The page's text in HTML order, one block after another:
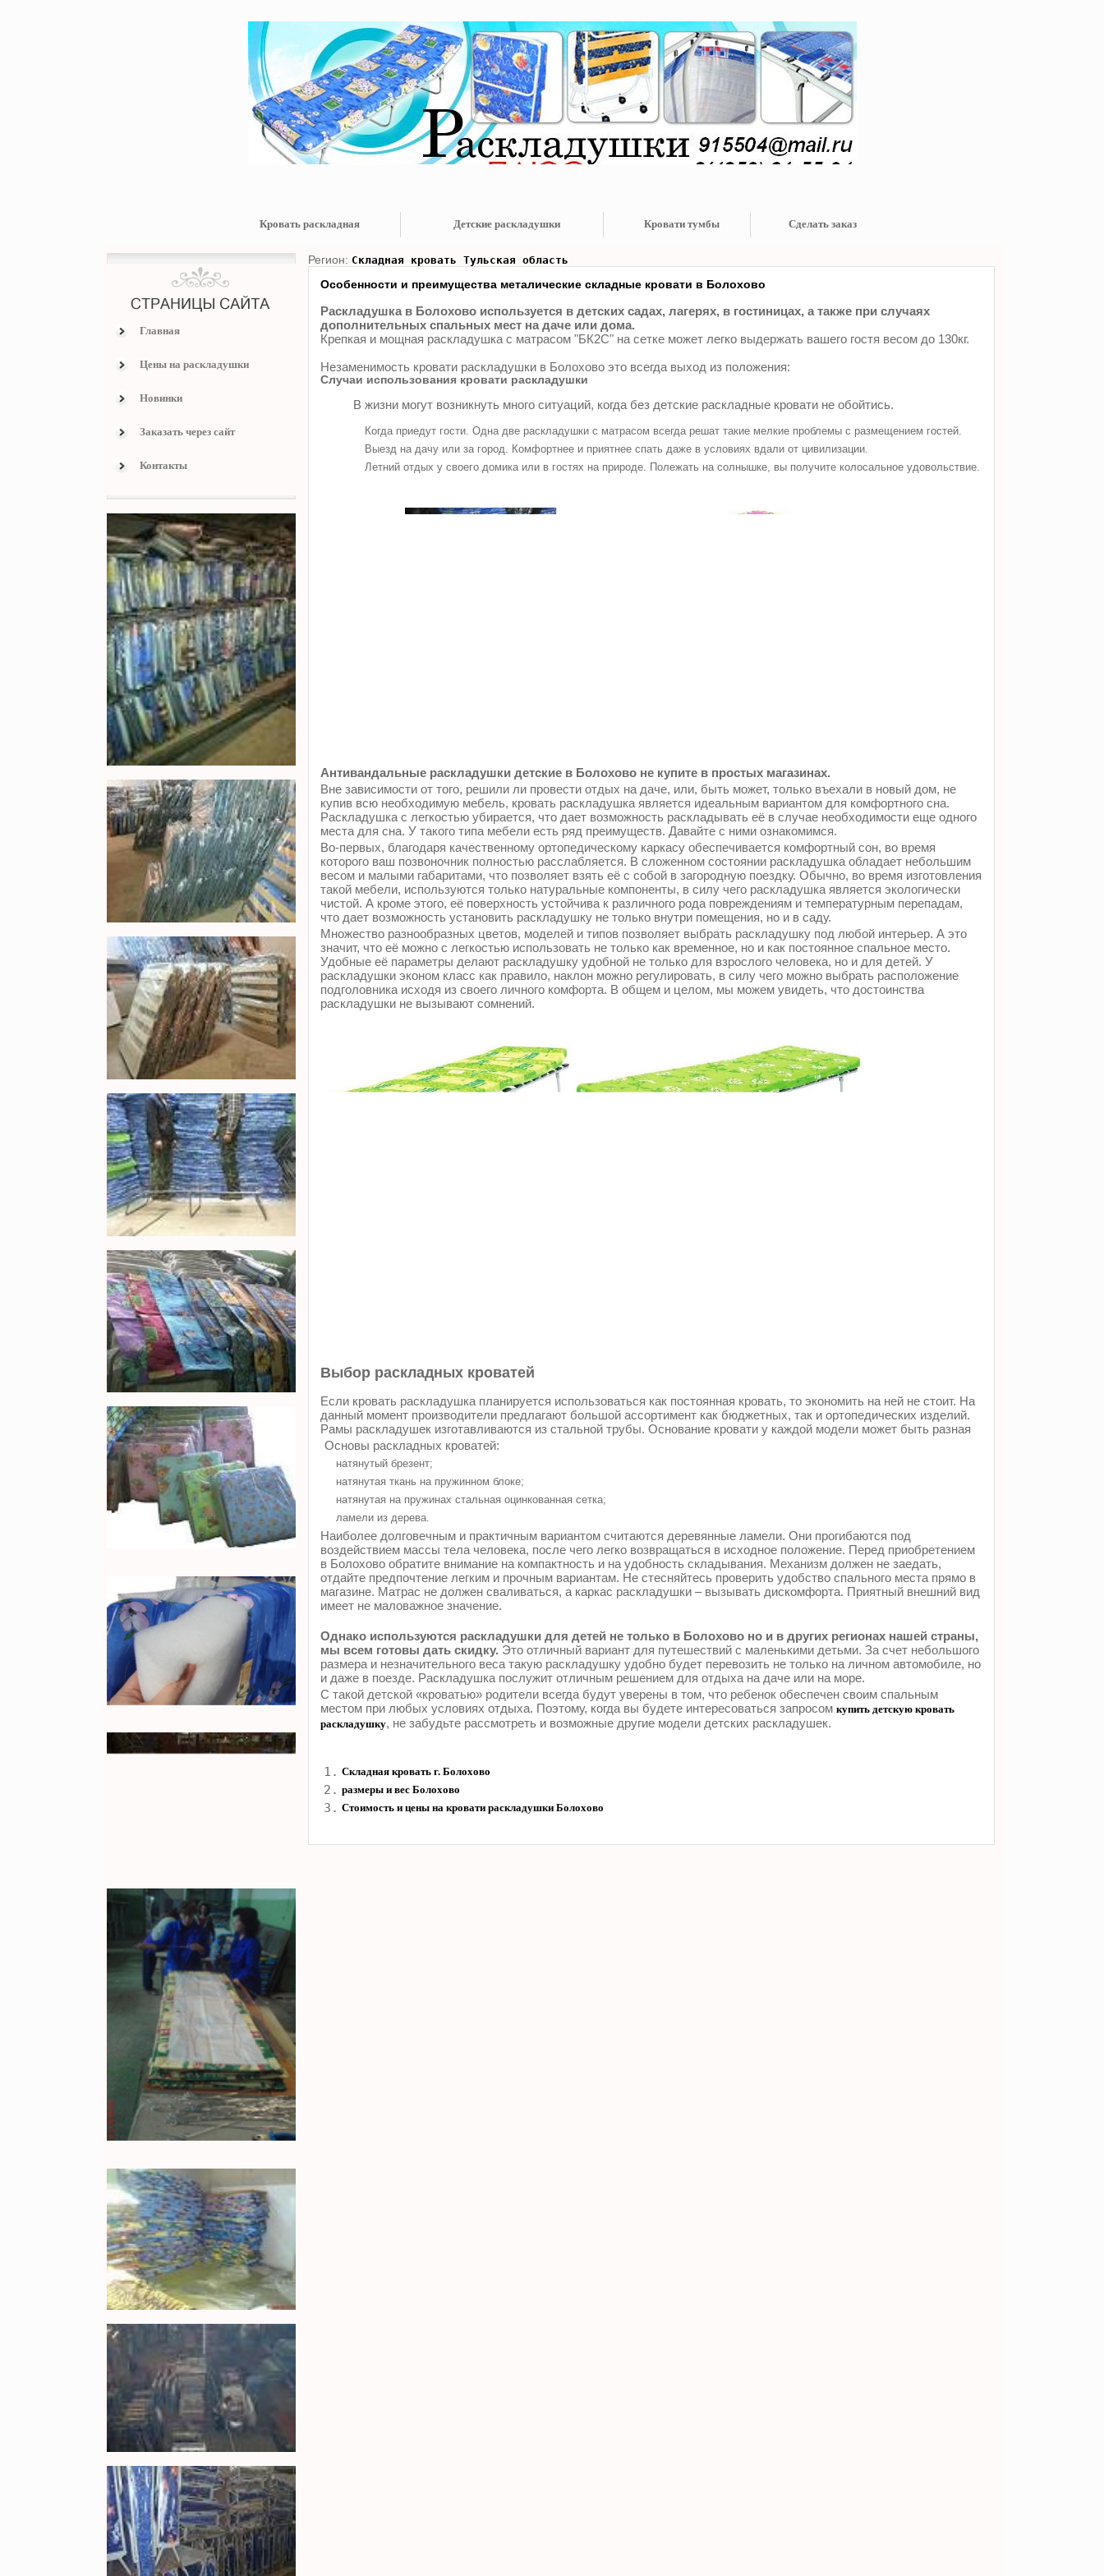
Кровать раскладная Детские раскладушки Кровати тумбы Сделать заказ
Главная
Цены на раскладушки
Новинки
Заказать через сайт
Контакты
Регион: Складная кровать Тульская область
Особенности и преимущества металические складные кровати в Болохово
Раскладушка в Болохово используется в детских садах, лагерях, в гостиницах, а также при случаях
дополнительных спальных мест на даче или дома.
Крепкая и мощная раскладушка с матрасом "БК2С" на сетке может легко выдержать вашего гостя весом до 130кг.
Незаменимость кровати раскладушки в Болохово это всегда выход из положения:
Случаи использования кровати раскладушки
В жизни могут возникнуть много ситуаций, когда без детские раскладные кровати не обойтись.
Когда приедут гости. Одна две раскладушки с матрасом всегда решат такие мелкие проблемы с размещением гостей.
Выезд на дачу или за город. Комфортнее и приятнее спать даже в условиях вдали от цивилизации.
Летний отдых у своего домика или в гостях на природе. Полежать на солнышке, вы получите колосальное удовольствие.
Антивандальные раскладушки детские в Болохово не купите в простых магазинах.
Вне зависимости от того, решили ли провести отдых на даче, или, быть может, только въехали в новый дом, не
купив всю необходимую мебель, кровать раскладушка является идеальным вариантом для комфортного сна.
Раскладушка с легкостью убирается, что дает возможность раскладывать её в случае необходимости еще одного
места для сна. У такого типа мебели есть ряд преимуществ. Давайте с ними ознакомимся.
Во-первых, благодаря качественному ортопедическому каркасу обеспечивается комфортный сон, во время
которого ваш позвоночник полностью расслабляется. В сложенном состоянии раскладушка обладает небольшим
весом и малыми габаритами, что позволяет взять её с собой в загородную поездку. Обычно, во время изготовления
такой мебели, используются только натуральные компоненты, в силу чего раскладушка является экологически
чистой. А кроме этого, её поверхность устойчива к различного рода повреждениям и температурным перепадам,
что дает возможность установить раскладушку не только внутри помещения, но и в саду.
Множество разнообразных цветов, моделей и типов позволяет выбрать раскладушку под любой интерьер. А это
значит, что её можно с легкостью использовать не только как временное, но и как постоянное спальное место.
Удобные её параметры делают раскладушку удобной не только для взрослого человека, но и для детей. У
раскладушки эконом класс как правило, наклон можно регулировать, в силу чего можно выбрать расположение
подголовника исходя из своего личного комфорта. В общем и целом, мы можем увидеть, что достоинства
раскладушки не вызывают сомнений.
Выбор раскладных кроватей
Если кровать раскладушка планируется использоваться как постоянная кровать, то экономить на ней не стоит. На
данный момент производители предлагают большой ассортимент как бюджетных, так и ортопедических изделий.
Рамы раскладушек изготавливаются из стальной трубы. Основание кровати у каждой модели может быть разная
Основы раскладных кроватей:
натянутый брезент;
натянутая ткань на пружинном блоке;
натянутая на пружинах стальная оцинкованная сетка;
ламели из дерева.
Наиболее долговечным и практичным вариантом считаются деревянные ламели. Они прогибаются под
воздействием массы тела человека, после чего легко возвращаться в исходное положение. Перед приобретением
в Болохово обратите внимание на компактность и на удобность складывания. Механизм должен не заедать,
отдайте предпочтение легким и прочным вариантам. Не стесняйтесь проверить удобство спального места прямо в
магазине. Матрас не должен сваливаться, а каркас раскладушки – вызывать дискомфорта. Приятный внешний вид
имеет не маловажное значение.
Однако используются раскладушки для детей не только в Болохово но и в других регионах нашей страны,
мы всем готовы дать скидку. Это отличный вариант для путешествий с маленькими детьми. За счет небольшого
размера и незначительного веса такую раскладушку удобно будет перевозить не только на личном автомобиле, но
и даже в поезде. Раскладушка послужит отличным решением для отдыха на даче или на море.
С такой детской «кроватью» родители всегда будут уверены в том, что ребенок обеспечен своим спальным
местом при любых условиях отдыха. Поэтому, когда вы будете интересоваться запросом купить детскую кровать
раскладушку, не забудьте рассмотреть и возможные другие модели детских раскладушек.
1. Складная кровать г. Болохово
2. размеры и вес Болохово
3. Стоимость и цены на кровати раскладушки Болохово